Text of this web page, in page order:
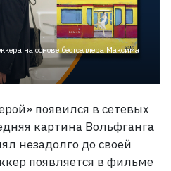
на основе бестселлера Максима
появился в сетевых
картина Вольфганга
незадолго до своей
появляется в фильме